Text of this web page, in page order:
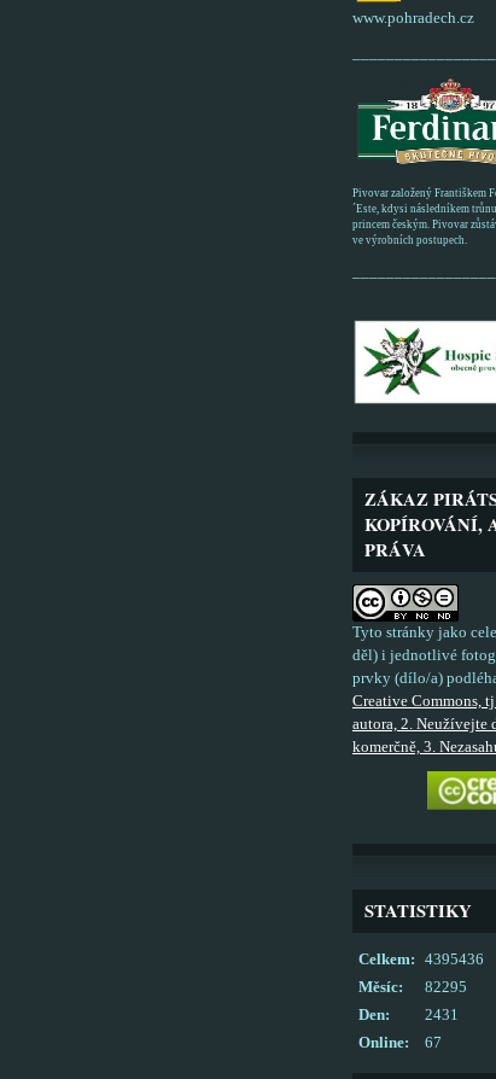
www.pohradech.cz
Pivovar založený Františkem
´Este, kdysi následníkem
princem českým. Pivovar
ve výrobních postupech.
ZÁKAZ
KOPÍROVÁNÍ,
PRÁVA
Tyto stránky jako
děl) i jednotlivé
prvky (dílo/a)
Creative Commons,
autora, 2. Neužívejte
komerčně, 3.
STATISTIKY
Online: 67
Celkem:
4395436
Měsíc:
82295
Den:
2431